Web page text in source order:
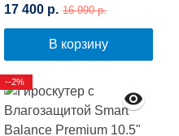
17 400 р. 16 990 р.
В корзину
--2%